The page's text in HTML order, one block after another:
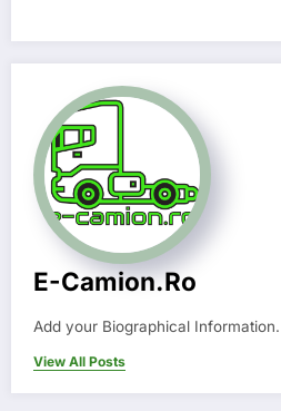
E-Camion.ro
Add your Biographical Information.
View All Posts